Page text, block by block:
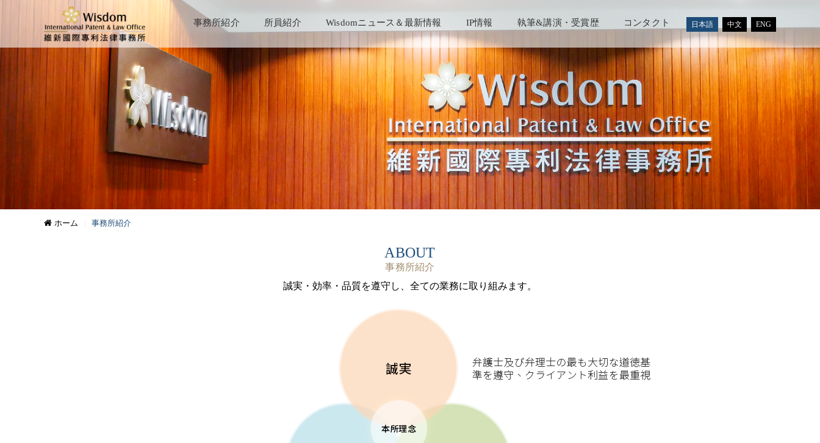
日本語 中文 ENG
事務所紹介 所員紹介 Wisdomニュース＆最新情報 IP情報 執筆&講演・受賞歴 コンタクト
ホーム 事務所紹介
ABOUT
事務所紹介
誠実・効率・品質を遵守し、全ての業務に取り組みます。